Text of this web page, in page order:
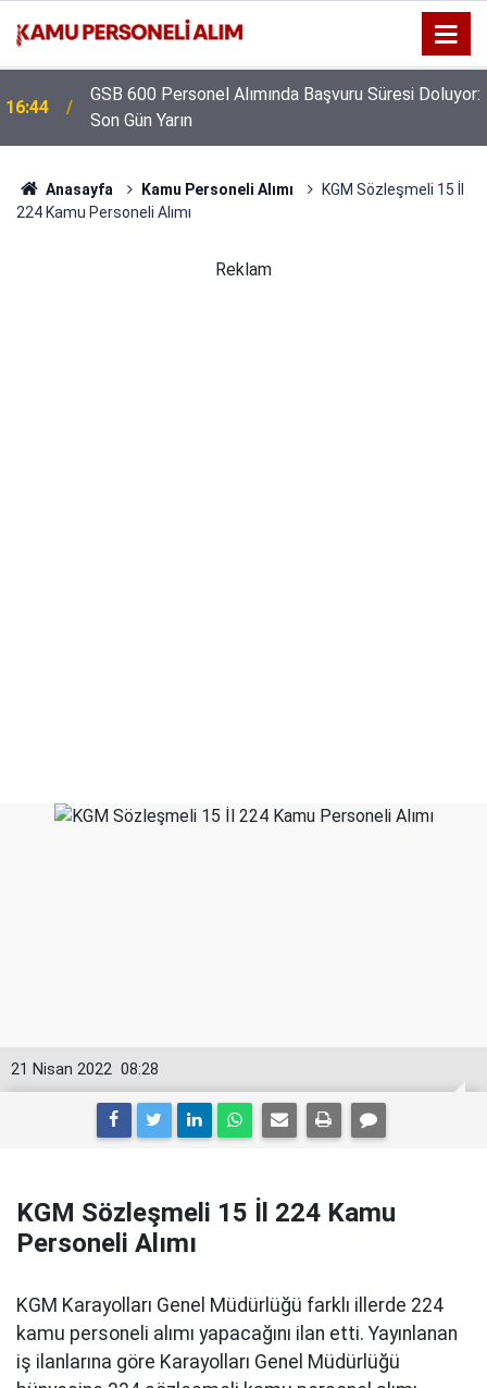
16:44
GSB 600 Personel Alımında Başvuru Süresi Doluyor:
Son Gün Yarın
Anasayfa Kamu Personeli Alımı
KGM Sözleşmeli 15 İl
224 Kamu Personeli Alımı
Reklam
08:28
21 Nisan 2022
KGM Sözleşmeli 15 İl 224 Kamu
Personeli Alımı
KGM Karayolları Genel Müdürlüğü farklı illerde 224
kamu personeli alımı yapacağını ilan etti. Yayınlanan
iş ilanlarına göre Karayolları Genel Müdürlüğü